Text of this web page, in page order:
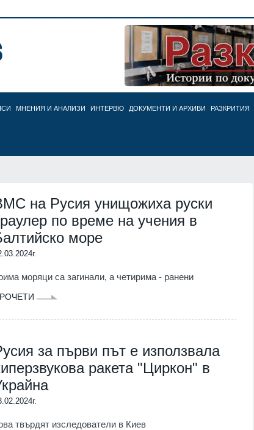
МНЕНИЯ И АНАЛИЗИ ИНТЕРВЮ ДОКУМЕНТИ И АРХИВИ РАЗКРИТИЯ
на Русия унищожиха руски
по време на учения в
море
моряци са загинали, а четирима - ранени
за първи път е използвала
ракета "Циркон" в
твърдят изследователи в Киев